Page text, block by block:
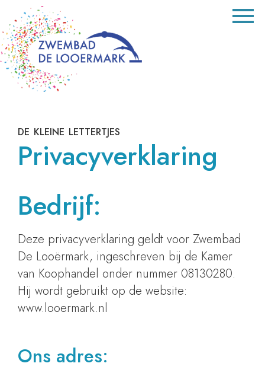
de kleine lettertjes
Privacyverklaring
Bedrijf:
Deze privacyverklaring geldt voor Zwembad
De Looërmark, ingeschreven bij de Kamer
van Koophandel onder nummer 08130280.
Hij wordt gebruikt op de website:
www.looermark.nl
Ons adres: